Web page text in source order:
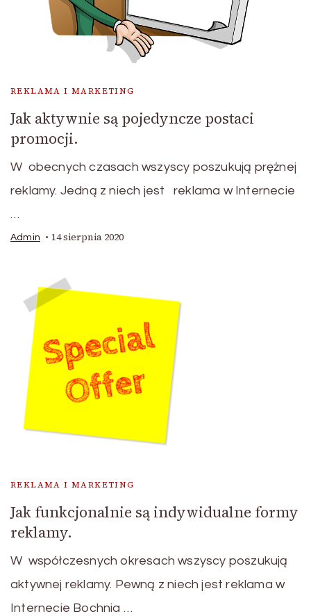
REKLAMA I MARKETING
Jak aktywnie są pojedyncze postaci
promocji.
W obecnych czasach wszyscy poszukują prężnej
reklamy. Jedną z niech jest reklama w Internecie
…
Admin 14 sierpnia 2020
REKLAMA I MARKETING
Jak funkcjonalnie są indywidualne formy
reklamy.
W współczesnych okresach wszyscy poszukują
aktywnej reklamy. Pewną z niech jest reklama w
Internecie Bochnia …